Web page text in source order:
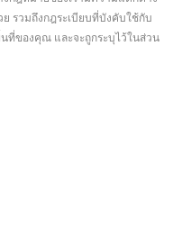
รวมถึงกฎระเบียบที่บังคับใช้กับ
ของคุณ และจะถูกระบุไว้ในส่วน